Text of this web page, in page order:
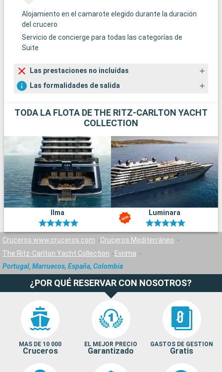
Alojamiento en el camarote elegido durante la duración
del crucero
Servicio de concierge para todas las categorías de
Suite
Las prestaciones no incluídas
Las formalidades de salida
TODA LA FLOTA DE THE RITZ-CARLTON YACHT
COLLECTION
Ilma Luminara
Cruceros www.cruceros.com
Cruceros Mediterráneo
The Ritz-Carlton Yacht Collection
Evrima
Portugal, Marruecos, España, Colombia
¿POR QUÉ RESERVAR CON NOSOTROS?
MAS DE 10 000
Cruceros
EL MEJOR PRECIO
Garantizado
GASTOS DE GESTION
Gratis